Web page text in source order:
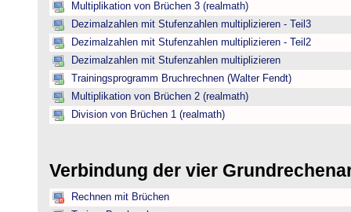
Multiplikation von Brüchen 3 (realmath)
Dezimalzahlen mit Stufenzahlen multiplizieren - Teil3
Dezimalzahlen mit Stufenzahlen multiplizieren - Teil2
Dezimalzahlen mit Stufenzahlen multiplizieren
Trainingsprogramm Bruchrechnen (Walter Fendt)
Multiplikation von Brüchen 2 (realmath)
Division von Brüchen 1 (realmath)
Verbindung der vier
Rechnen mit Brüchen